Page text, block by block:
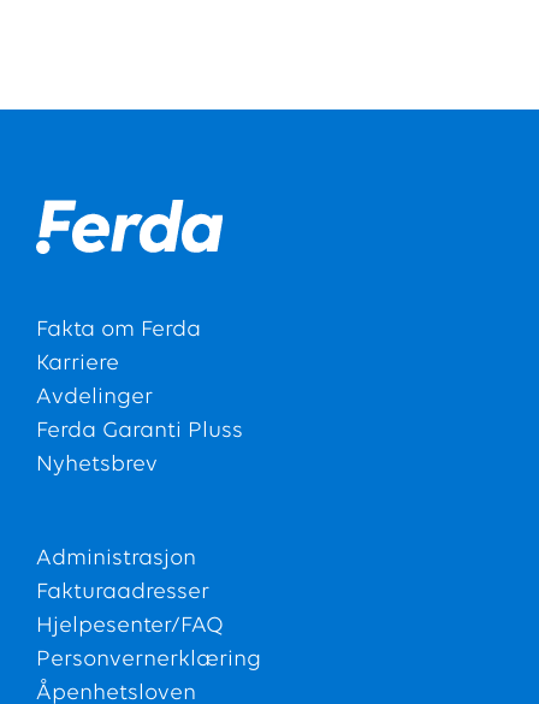
Fakta om Ferda
Karriere
Avdelinger
Ferda Garanti Pluss
Nyhetsbrev
Administrasjon
Fakturaadresser
Hjelpesenter/FAQ
Personvernerklæring
Åpenhetsloven